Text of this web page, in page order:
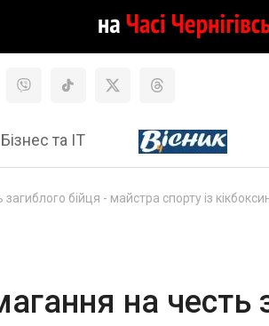
Бізнес та ІТ
бійця - майстра спорту із
на честь